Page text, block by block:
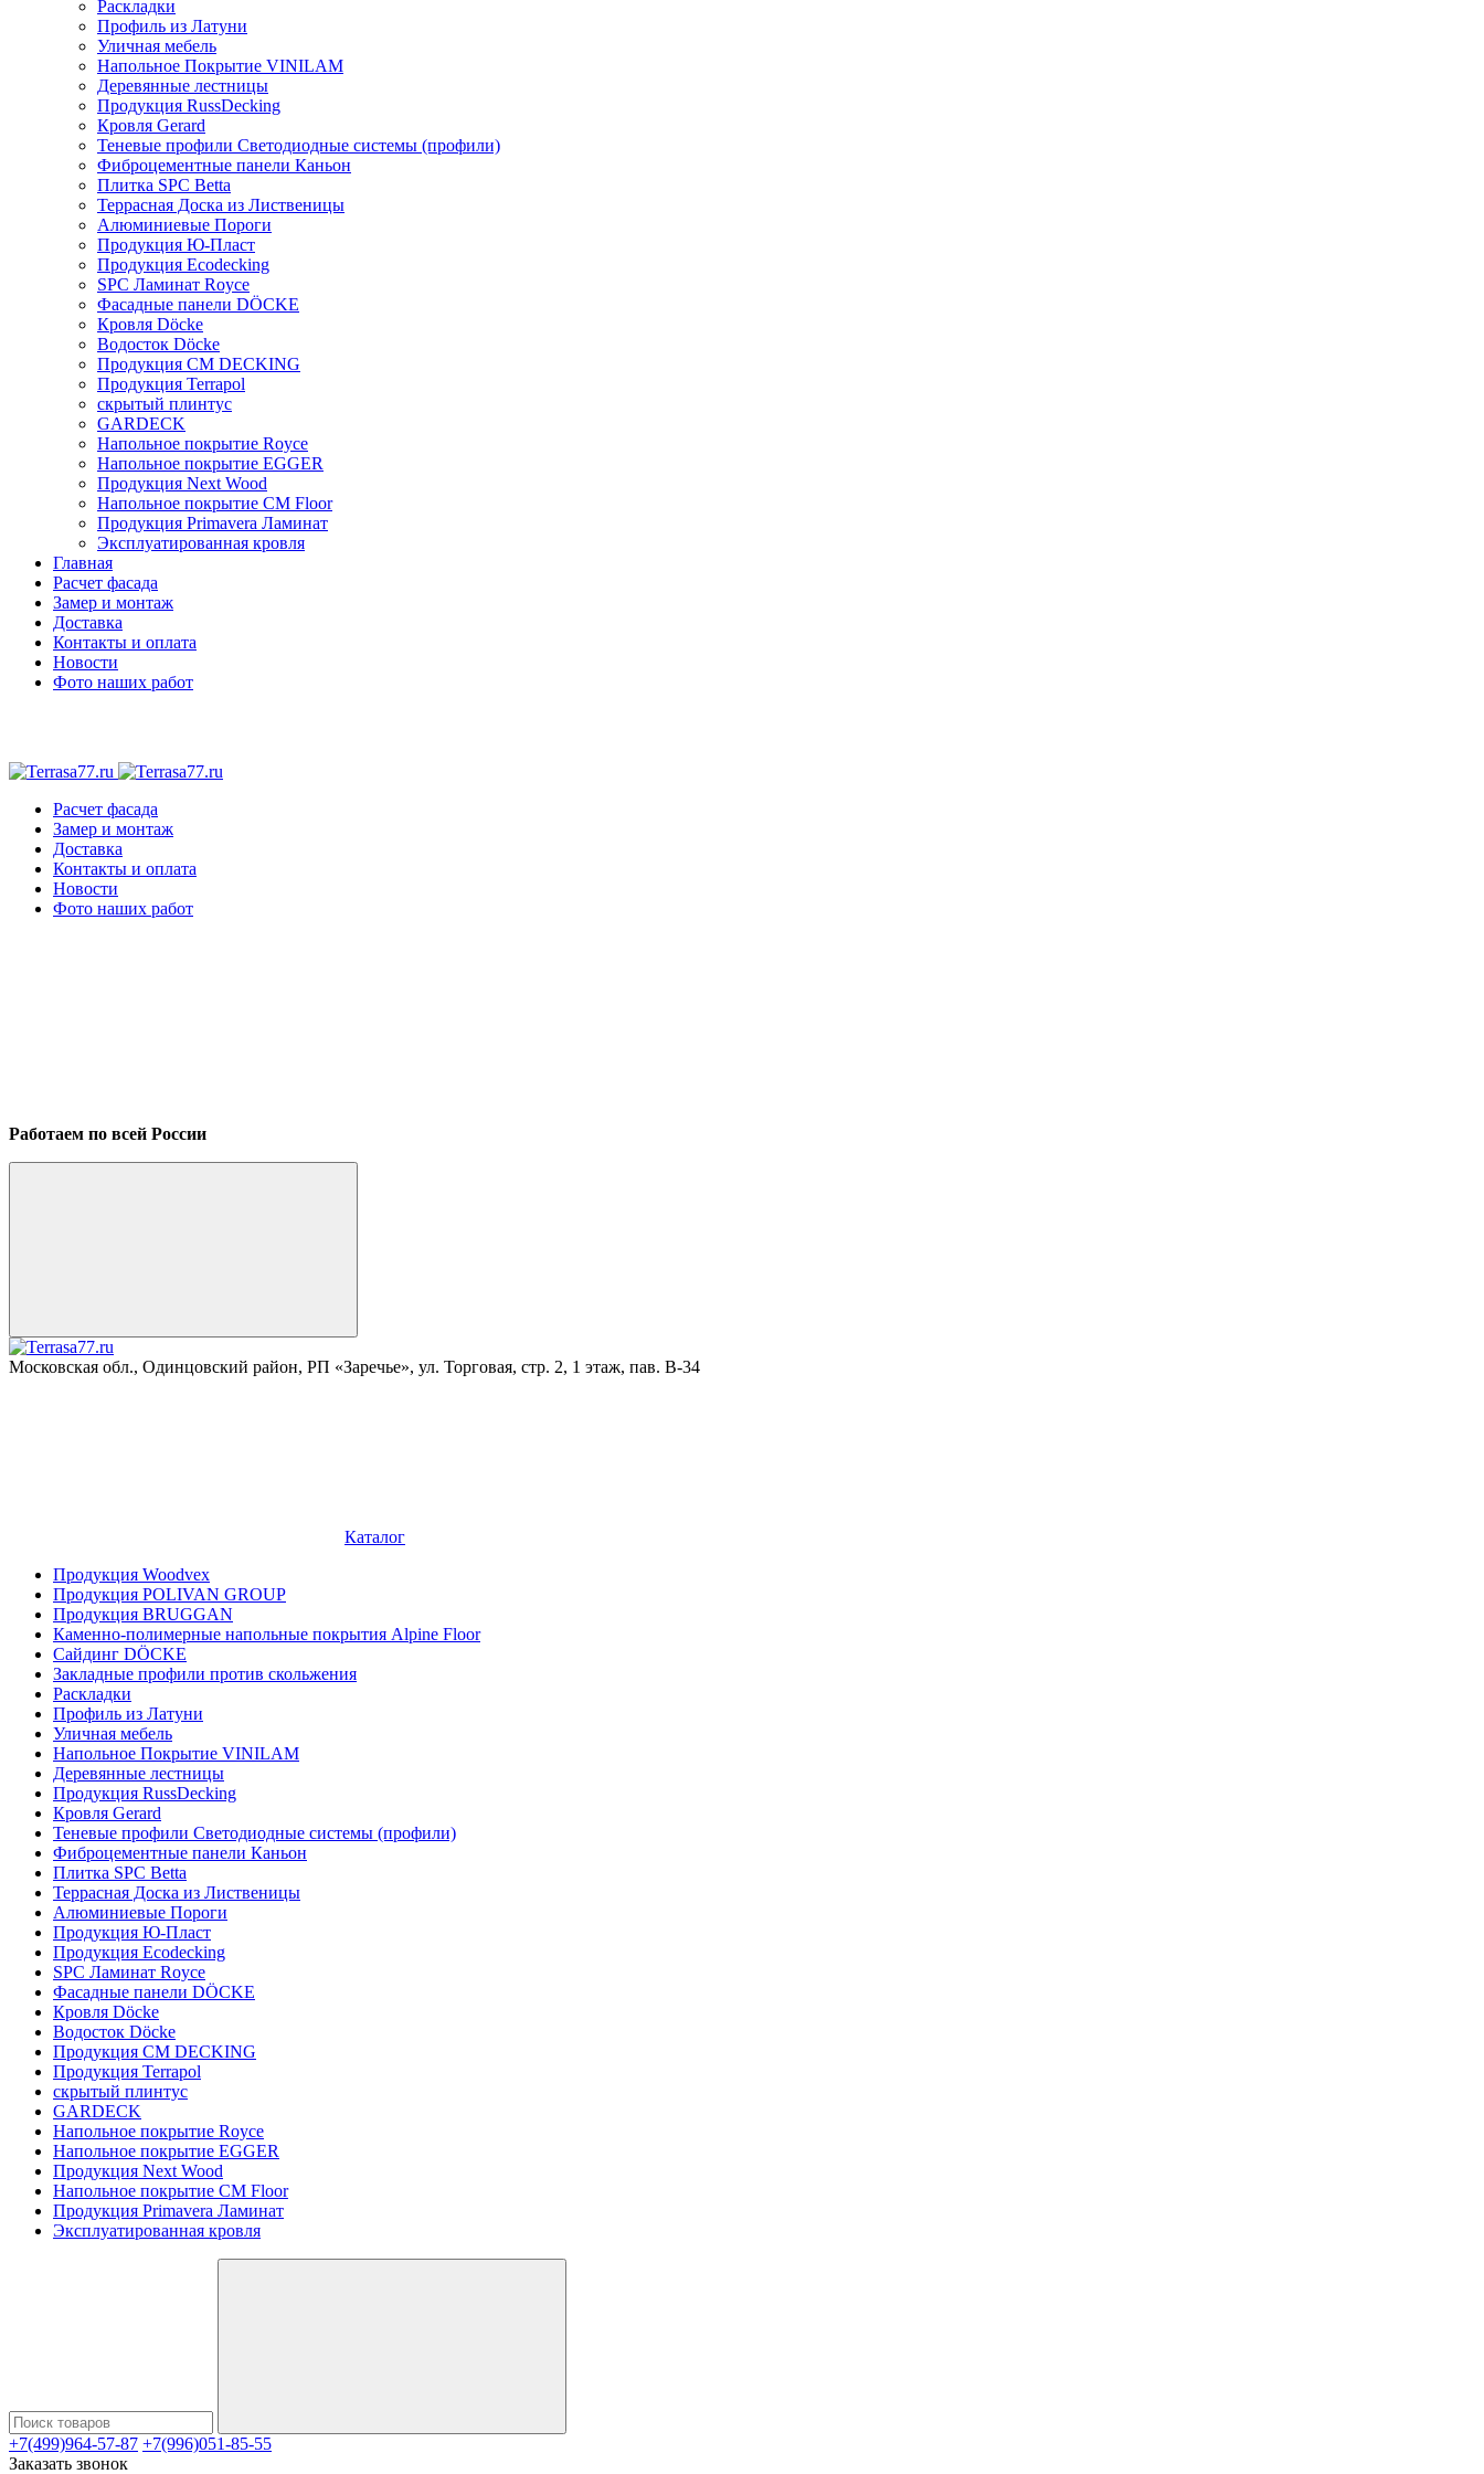
Раскладки
Профиль из Латуни
Уличная мебель
Напольное Покрытие VINILAM
Деревянные лестницы
Продукция RussDecking
Кровля Gerard
Теневые профили Светодиодные системы (профили)
Фиброцементные панели Каньон
Плитка SPC Betta
Террасная Доска из Лиственицы
Алюминиевые Пороги
Продукция Ю-Пласт
Продукция Ecodecking
SPC Ламинат Royce
Фасадные панели DÖCKE
Кровля Döcke
Водосток Döcke
Продукция CM DECKING
Продукция Terrapol
скрытый плинтус
GARDECK
Напольное покрытие Royce
Напольное покрытие EGGER
Продукция Next Wood
Напольное покрытие CM Floor
Продукция Primavera Ламинат
Эксплуатированная кровля
Главная
Расчет фасада
Замер и монтаж
Доставка
Контакты и оплата
Новости
Фото наших работ
Расчет фасада
Замер и монтаж
Доставка
Контакты и оплата
Новости
Фото наших работ
Работаем по всей России
Московская обл., Одинцовский район, РП «Заречье», ул. Торговая, стр. 2, 1 этаж, пав. B-34
Каталог
Продукция Woodvex
Продукция POLIVAN GROUP
Продукция BRUGGAN
Каменно-полимерные напольные покрытия Alpine Floor
Сайдинг DÖCKE
Закладные профили против скольжения
Раскладки
Профиль из Латуни
Уличная мебель
Напольное Покрытие VINILAM
Деревянные лестницы
Продукция RussDecking
Кровля Gerard
Теневые профили Светодиодные системы (профили)
Фиброцементные панели Каньон
Плитка SPC Betta
Террасная Доска из Лиственицы
Алюминиевые Пороги
Продукция Ю-Пласт
Продукция Ecodecking
SPC Ламинат Royce
Фасадные панели DÖCKE
Кровля Döcke
Водосток Döcke
Продукция CM DECKING
Продукция Terrapol
скрытый плинтус
GARDECK
Напольное покрытие Royce
Напольное покрытие EGGER
Продукция Next Wood
Напольное покрытие CM Floor
Продукция Primavera Ламинат
Эксплуатированная кровля
+7(499)964-57-87 +7(996)051-85-55
Заказать звонок